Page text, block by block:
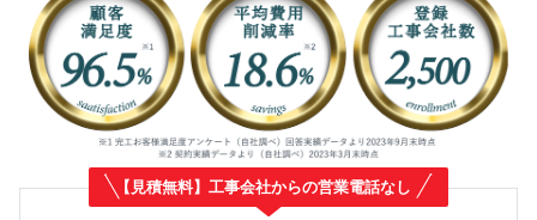
【見積無料】工事会社からの営業電話なし